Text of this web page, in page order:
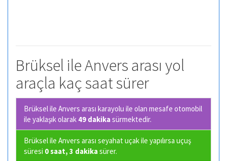
Brüksel ile Anvers arası yol
araçla kaç saat sürer
Brüksel ile Anvers arası karayolu ile olan mesafe otomobil
ile yaklaşık olarak 49 dakikasürmektedir.
Brüksel ile Anvers arası seyahat uçak ile yapılırsa uçuş
süresi 0 saat, 3 dakikasürer.